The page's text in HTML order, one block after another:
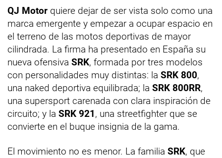
QJ Motor quiere dejar de ser vista solo como una
marca emergente y empezar a ocupar espacio en
el terreno de las motos deportivas de mayor
cilindrada. La firma ha presentado en España su
nueva ofensiva SRK, formada por tres modelos
con personalidades muy distintas: la SRK 800,
una naked deportiva equilibrada; la SRK 800RR,
una supersport carenada con clara inspiración de
circuito; y la SRK 921, una streetfighter que se
convierte en el buque insignia de la gama.
El movimiento no es menor. La familia SRK, que